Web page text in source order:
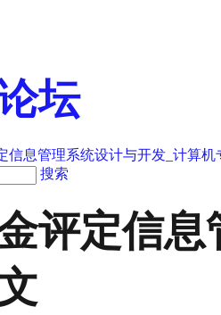
坛
信息管理系统设计与开发_计算机
搜索
评定信